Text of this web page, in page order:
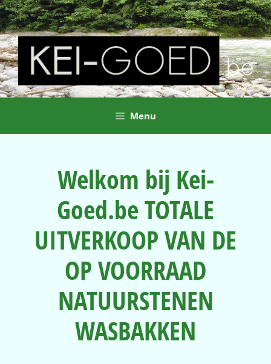
Ga
naar
de
inhoud
Menu
Welkom bij Kei-
Goed.be TOTALE
UITVERKOOP VAN DE
OP VOORRAAD
NATUURSTENEN
WASBAKKEN